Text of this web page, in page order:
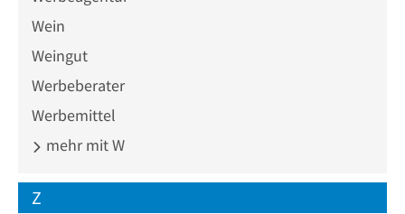
Wein
Weingut
Werbeberater
Werbemittel
mehr mit W
Z